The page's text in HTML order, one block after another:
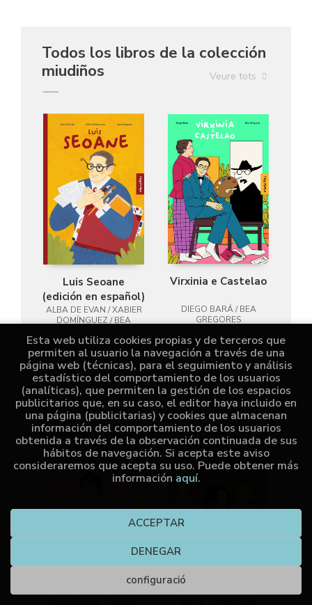
Todos los libros de la colección
miudiños
Veure tots
Luis Seoane
(edición en español)
ALBA DE EVAN / XABIER
DOMÍNGUEZ / BEA
Disponible
14,96 €
Virxinia e Castelao
DIEGO BARÁ / BEA
GREGORES
Disponible
16,95 €
Esta web utiliza cookies propias y de terceros que
permiten al usuario la navegación a través de una
página web (técnicas), para el seguimiento y análisis
estadístico del comportamiento de los usuarios
(analíticas), que permiten la gestión de los espacios
publicitarios que, en su caso, el editor haya incluido en
una página (publicitarias) y cookies que almacenan
información del comportamiento de los usuarios
obtenida a través de la observación continuada de sus
hábitos de navegación. Si acepta este aviso
consideraremos que acepta su uso. Puede obtener más
información aquí.
configuració
DENEGAR
ACCEPTAR